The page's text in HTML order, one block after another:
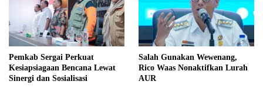
Pemkab Sergai Perkuat
Kesiapsiagaan Bencana Lewat
Sinergi dan Sosialisasi
Salah Gunakan Wewenang,
Rico Waas Nonaktifkan Lurah
AUR